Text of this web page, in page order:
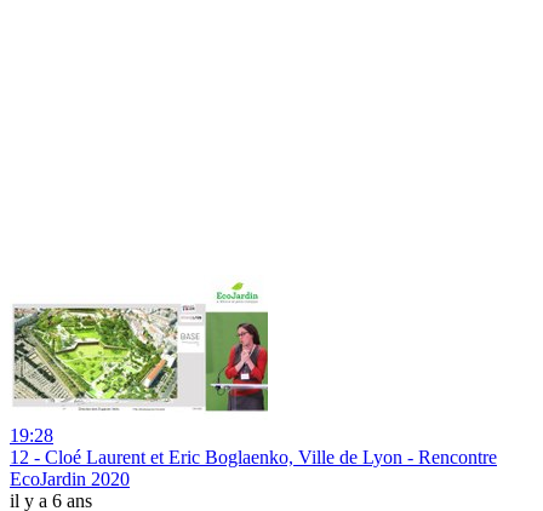
19:28
12 - Cloé Laurent et Eric Boglaenko, Ville de Lyon - Rencontre
EcoJardin 2020
il y a 6 ans